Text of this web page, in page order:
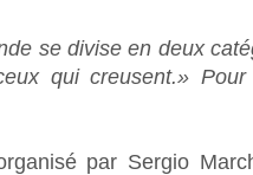
se divise en deux
qui creusent.» Pour
par Sergio